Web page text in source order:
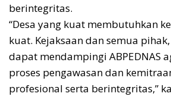
berintegritas.
“Desa yang kuat membutuhkan
kuat. Kejaksaan dan semua
dapat mendampingi ABPEDNAS
proses pengawasan dan
profesional serta berintegritas,”